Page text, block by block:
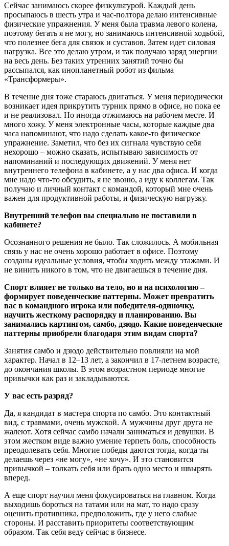
Сейчас занимаюсь скорее физкультурой. Каждый день
просыпаюсь в шесть утра и час-полтора делаю интенсивные
физические упражнения. У меня была травма левого колена,
поэтому бегать я не могу, но занимаюсь интенсивной ходьбой,
что полезнее бега для связок и суставов. Затем идет силовая
нагрузка. Все это делаю утром, и так получаю заряд энергии
на весь день. Без таких утренних занятий точно бы
рассыпался, как инопланетный робот из фильма
«Трансформеры».
В течение дня тоже стараюсь двигаться. У меня периодически
возникает идея прикрутить турник прямо в офисе, но пока ее
и не реализовал. Но иногда отжимаюсь на рабочем месте. И
много хожу. У меня электронные часы, которые каждые два
часа напоминают, что надо сделать какое-то физическое
упражнение. Заметил, что без их сигнала чувствую себя
нехорошо – можно сказать, испытываю зависимость от
напоминаний и последующих движений. У меня нет
внутреннего телефона в кабинете, а у нас два офиса. И когда
мне надо что-то обсудить, я не звоню, а иду к коллегам. Так
получаю и личный контакт с командой, который мне очень
важен для продуктивной работы, и физическую нагрузку.
Внутренний телефон вы специально не поставили в
кабинете?
Осознанного решения не было. Так сложилось. А мобильная
связь у нас не очень хорошо работает в офисе. Поэтому
созданы идеальные условия, чтобы ходить между этажами. И
не винить никого в том, что не двигаешься в течение дня.
Спорт влияет не только на тело, но и на психологию –
формирует поведенческие паттерны. Может превратить
вас в командного игрока или победителя-одиночку,
научить жесткому распорядку и планированию. Вы
занимались картингом, самбо, дзюдо. Какие поведенческие
паттерны приобрели благодаря этим видам спорта?
Занятия самбо и дзюдо действительно повлияли на мой
характер. Начал в 12–13 лет, а закончил в 17-летнем возрасте,
до окончания школы. В этом возрастном периоде многие
привычки как раз и закладываются.
У вас есть разряд?
Да, я кандидат в мастера спорта по самбо. Это контактный
вид, с травмами, очень мужской. А мужчины друг друга не
жалеют. Хотя сейчас самбо начали заниматься и девушки. В
этом жестком виде важно умение терпеть боль, способность
преодолевать себя. Многие победы даются тогда, когда ты
делаешь через «не могу», «не хочу». И это становится
привычкой – толкать себя или брать одно место и швырять
вперед.
А еще спорт научил меня фокусироваться на главном. Когда
выходишь бороться на татами или на мат, то надо сразу
оценить противника, предположить, где у него слабые
стороны. И расставить приоритеты соответствующим
образом. Так себя веду сейчас в бизнесе.